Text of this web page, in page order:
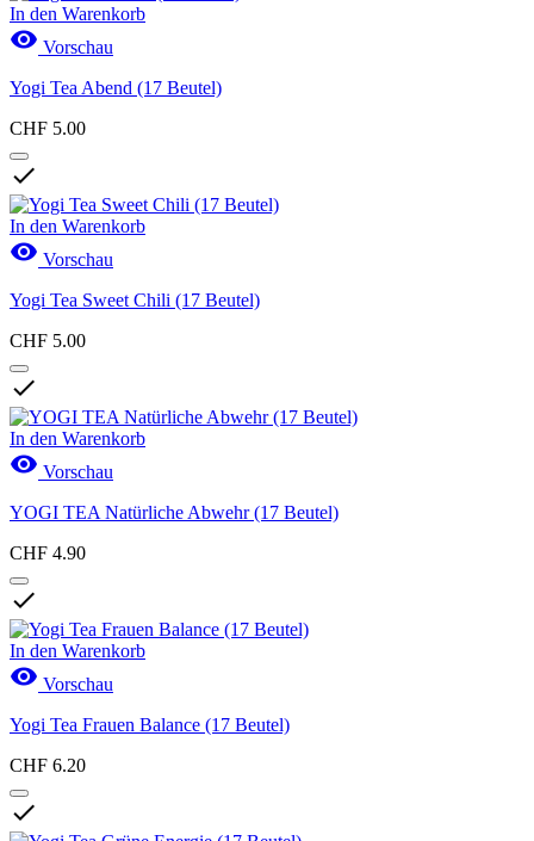
In den Warenkorb
 Vorschau
Yogi Tea Abend (17 Beutel)
CHF 5.00

In den Warenkorb
 Vorschau
Yogi Tea Sweet Chili (17 Beutel)
CHF 5.00

In den Warenkorb
 Vorschau
YOGI TEA Natürliche Abwehr (17 Beutel)
CHF 4.90

In den Warenkorb
 Vorschau
Yogi Tea Frauen Balance (17 Beutel)
CHF 6.20
